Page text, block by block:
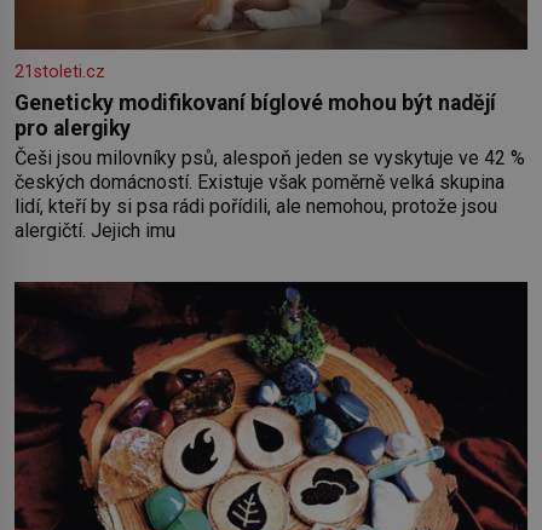
21stoleti.cz
Geneticky modifikovaní bíglové mohou být nadějí
pro alergiky
Češi jsou milovníky psů, alespoň jeden se vyskytuje ve 42 %
českých domácností. Existuje však poměrně velká skupina
lidí, kteří by si psa rádi pořídili, ale nemohou, protože jsou
alergičtí. Jejich imu